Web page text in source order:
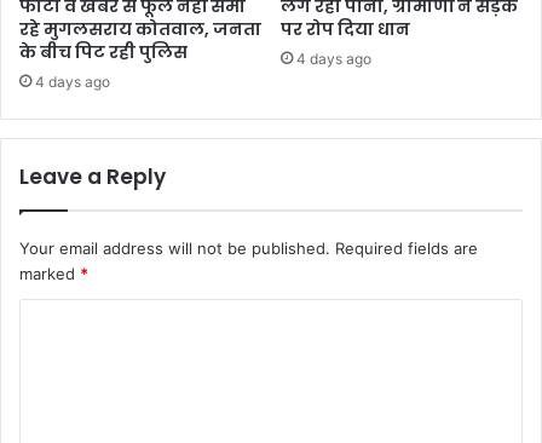
फोटो व खबर से फूले नहीं समा
रहे मुगलसराय कोतवाल, जनता
के बीच पिट रही पुलिस
4 days ago
लग रहा पानी, ग्रामीणों ने सड़क
पर रोप दिया धान
4 days ago
Leave a Reply
Your email address will not be published. Required fields are
marked *